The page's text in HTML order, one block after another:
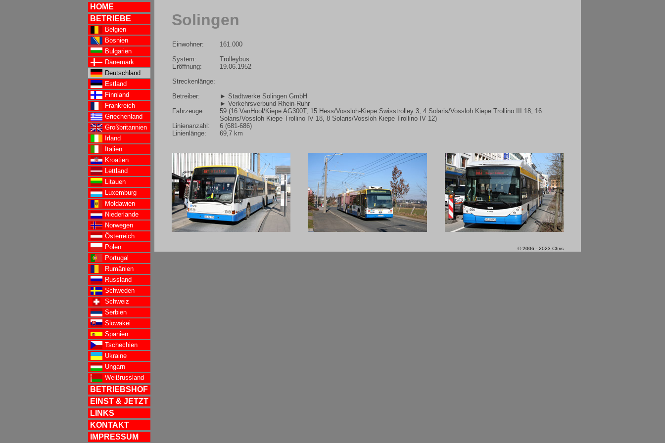
HOME
BETRIEBE
Belgien
Bosnien
Bulgarien
Dänemark
Deutschland
Estland
Finnland
Frankreich
Griechenland
Großbritannien
Irland
Italien
Kroatien
Lettland
Litauen
Luxemburg
Moldawien
Niederlande
Norwegen
Österreich
Polen
Portugal
Rumänien
Russland
Schweden
Schweiz
Serbien
Slowakei
Spanien
Tschechien
Ukraine
Ungarn
Weißrussland
BETRIEBSHOF
EINST & JETZT
LINKS
KONTAKT
IMPRESSUM
Solingen
Einwohner:
System:
Eröffnung:
Streckenlänge:
Betreiber:
Fahrzeuge:
Linienanzahl:
Linienlänge:
161.000
Trolleybus
19.06.1952
► Stadtwerke Solingen GmbH
► Verkehrsverbund Rhein-Ruhr
59 (16 VanHool/Kiepe AG300T, 15 Hess/Vossloh-Kiepe Swisstrolley 3, 4 Solaris/Vossloh Kiepe Trollino III 18, 16
Solaris/Vossloh Kiepe Trollino IV 18, 8 Solaris/Vossloh Kiepe Trollino IV 12)
6 (681-686)
69,7 km
© 2006 - 2023 Chris